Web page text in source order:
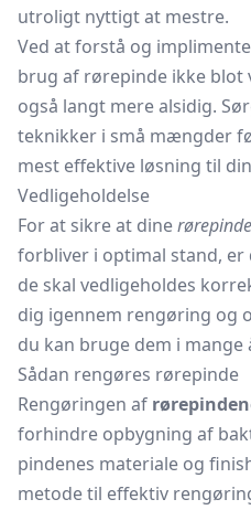
utroligt nyttigt at mestre.
Ved at forstå og
brug af rørepinde ikke
også langt mere alsidig.
teknikker i små mængder
mest effektive løsning til
Vedligeholdelse
For at sikre at dinerørepinde
forbliver i optimal stand,
de skal vedligeholdes
dig igennem rengøring og
du kan bruge dem i mange
Sådan rengøres rørepinde
Rengøringen af
forhindre opbygning af
pindenes materiale og
metode til effektiv